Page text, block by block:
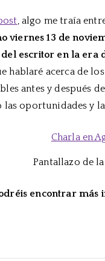
el
, algo me traía
viernes 13 de
escritor en la era
hablaré acerca de
antes y después
oportunidades y
Pantallazo de
encontrar más